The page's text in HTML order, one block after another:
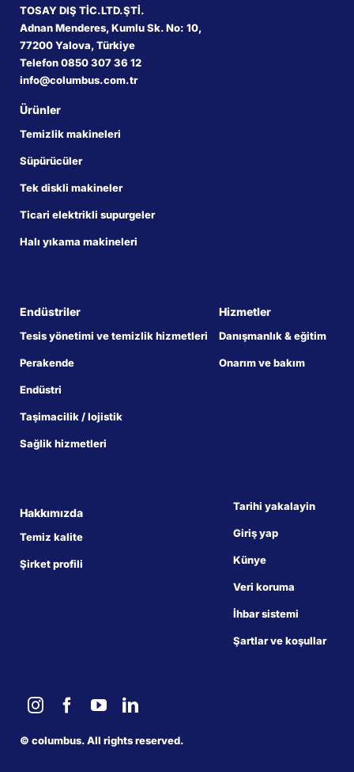
TOSAY DIŞ TİC.LTD.ŞTİ.
Adnan Menderes, Kumlu Sk. No: 10,
77200 Yalova, Türkiye
Telefon 0850 307 36 12
info@columbus.com.tr
Ürünler
Temizlik makineleri
Süpürücüler
Tek diskli makineler
Ticari elektrikli supurgeler
Halı yıkama makineleri
Endüstriler
Tesis yönetimi ve temizlik hizmetleri
Perakende
Endüstri
Taşimacilik / lojistik
Sağlik hizmetleri
Hizmetler
Danışmanlık & eğitim
Onarım ve bakım
Hakkımızda
Temiz kalite
Şirket profili
Tarihi yakalayin
Giriş yap
Künye
Veri koruma
İhbar sistemi
Şartlar ve koşullar
© columbus. All rights reserved.